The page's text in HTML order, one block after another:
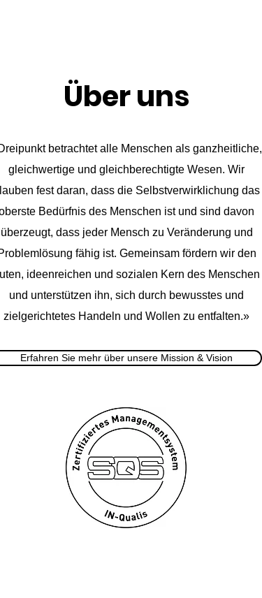
Über uns
betrachtet alle Menschen als ganzheitliche,
gleichwertige und gleichberechtigte Wesen. Wir
fest daran, dass die Selbstverwirklichung das
Bedürfnis des Menschen ist und sind davon
überzeugt, dass jeder Mensch zu Veränderung und
fähig ist. Gemeinsam fördern wir den
ideenreichen und sozialen Kern des Menschen
und unterstützen ihn, sich durch bewusstes und
zielgerichtetes Handeln und Wollen zu entfalten.»
Erfahren Sie mehr über unsere Mission & Vision